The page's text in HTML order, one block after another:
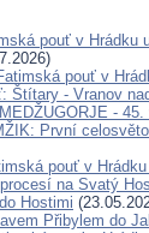
pouť v Hrádku
pouť v
Štítary - Vranov
-
První
pouť v
na Svatý
Hostimi
Přibylem do